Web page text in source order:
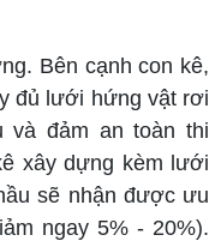
Bên cạnh con kê,
đủ lưới hứng vật rơi
và đảm an toàn thi
xây dựng kèm lưới
sẽ nhận được ưu
ngay 5% - 20%).